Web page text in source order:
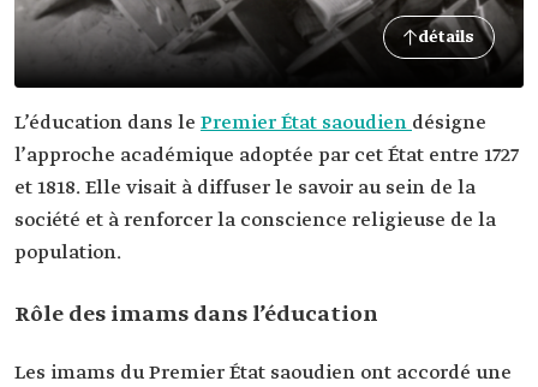
détails
L’éducation dans le Premier État saoudien désigne
l’approche académique adoptée par cet État entre 1727
et 1818. Elle visait à diffuser le savoir au sein de la
société et à renforcer la conscience religieuse de la
population.
Rôle des imams dans l’éducation
Les imams du Premier État saoudien ont accordé une